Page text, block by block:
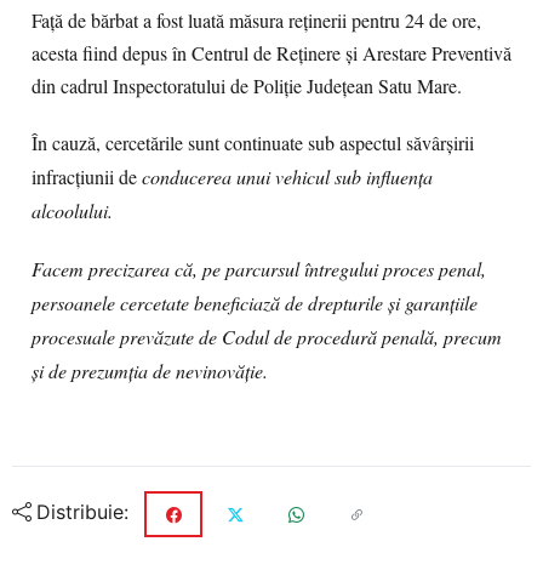
Față de bărbat a fost luată măsura reținerii pentru 24 de ore,
acesta fiind depus în Centrul de Reținere și Arestare Preventivă
din cadrul Inspectoratului de Poliție Județean Satu Mare.
În cauză, cercetările sunt continuate sub aspectul săvârșirii
infracțiunii deconducerea unui vehicul sub influența
alcoolului.
Facem precizarea că, pe parcursul întregului proces penal,
persoanele cercetate beneficiază de drepturile și garanțiile
procesuale prevăzute de Codul de procedură penală, precum
și de prezumția de nevinovăție.
Distribuie: